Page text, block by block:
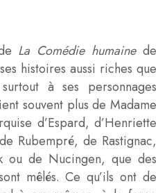
La Comédie humainede
histoires aussi riches que
à ses personnages
souvent plus de Madame
d’Espard, d’Henriette
Rubempré, de Rastignac,
ou de Nucingen, que des
mêlés. Ce qu’ils ont de